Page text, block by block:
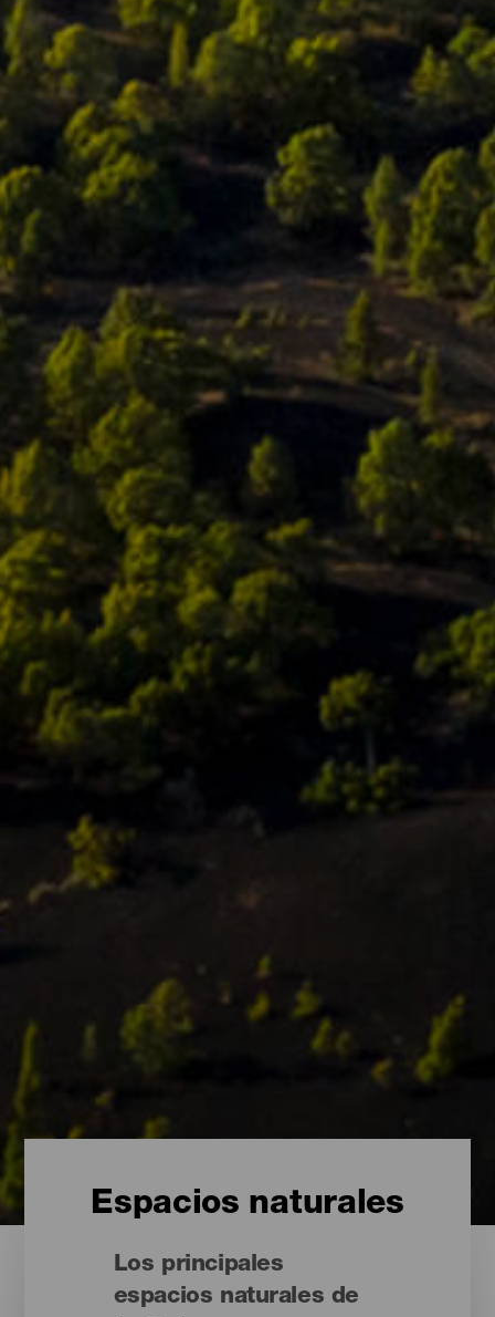
Espacios naturales
Los principales
espacios naturales de